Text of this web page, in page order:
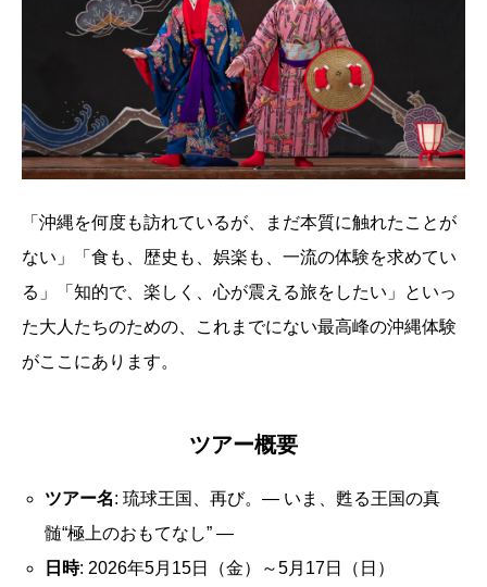
「沖縄を何度も訪れているが、まだ本質に触れたことが
ない」「食も、歴史も、娯楽も、一流の体験を求めてい
る」「知的で、楽しく、心が震える旅をしたい」といっ
た大人たちのための、これまでにない最高峰の沖縄体験
がここにあります。
ツアー概要
ツアー名: 琉球王国、再び。― いま、甦る王国の真
髄“極上のおもてなし” ―
日時: 2026年5月15日（金）～5月17日（日）